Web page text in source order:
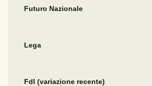
Futuro Nazionale
Lega
FdI (variazione recente)